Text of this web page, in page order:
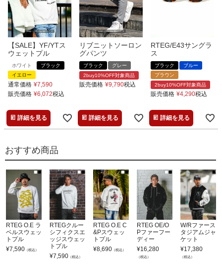
【SALE】YF/YTス
ウェットプル
ホワイト
ブラック
イエロー
通常価格 ¥7,590
販売価格 ¥6,072税込
詳細を見る
リブニットソーロン
グパンツ
ブラック
グレー
2buy10%OFF対象商品
販売価格 ¥9,790税込
詳細を見る
RTEG/E43サングラ
ス
ブラック
ブルー
ブラウン
2buy10%OFF対象商品
販売価格 ¥4,290税込
詳細を見る
おすすめ商品
RTEG O.E ラ
ベルスウェッ
トプル
¥7,590 （税込）
RTEGクルー
シフィクスエ
ッジスウェッ
トプル
¥7,590 （税込）
RTEG O.E C
&Pスウェッ
トプル
¥8,690 （税込）
RTEG OE/O
Pファーフー
ディー
¥16,280
（税込）
W/Rファース
タジアムジャ
ケット
¥17,380
（税込）